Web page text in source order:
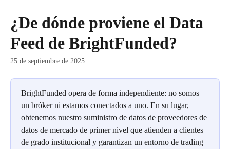
¿De dónde proviene el Data
Feed de BrightFunded?
25 de septiembre de 2025
BrightFunded opera de forma independiente: no somos
un bróker ni estamos conectados a uno. En su lugar,
obtenemos nuestro suministro de datos de proveedores de
datos de mercado de primer nivel que atienden a clientes
de grado institucional y garantizan un entorno de trading